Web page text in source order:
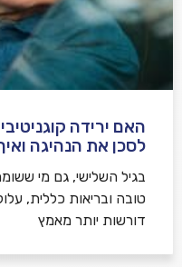
האם ירידה
לסכן את הנהיגה
בגיל השלישי, גם מי
טובה ובריאות כללית,
דורשות יותר מאמץ